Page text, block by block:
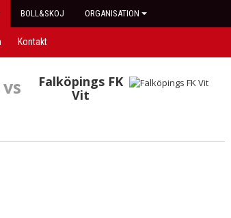
BOLL&SKOJ ORGANISATION
Kontakt
vs
Falköpings FK
Vit